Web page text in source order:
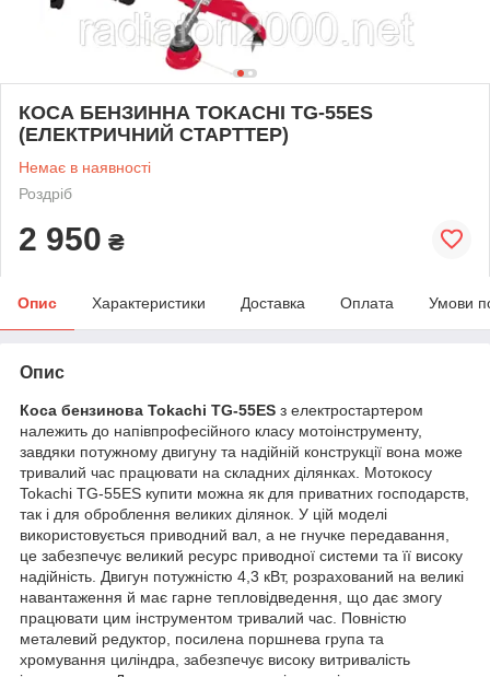
КОСА БЕНЗИННА TOKACHI TG-55ES
(ЕЛЕКТРИЧНИЙ СТАРТТЕР)
Немає в наявності
Роздріб
2 950 ₴
Опис Характеристики Доставка Оплата Умови
Опис
Коса бензинова Tokachi TG-55ES з електростартером
належить до напівпрофесійного класу мотоінструменту,
завдяки потужному двигуну та надійній конструкції вона може
тривалий час працювати на складних ділянках. Мотокосу
Tokachi TG-55ES купити можна як для приватних господарств,
так і для оброблення великих ділянок. У цій моделі
використовується приводний вал, а не гнучке передавання,
це забезпечує великий ресурс приводної системи та її високу
надійність. Двигун потужністю 4,3 кВт, розрахований на великі
навантаження й має гарне тепловідведення, що дає змогу
працювати цим інструментом тривалий час. Повністю
металевий редуктор, посилена поршнева група та
хромування циліндра, забезпечує високу витривалість